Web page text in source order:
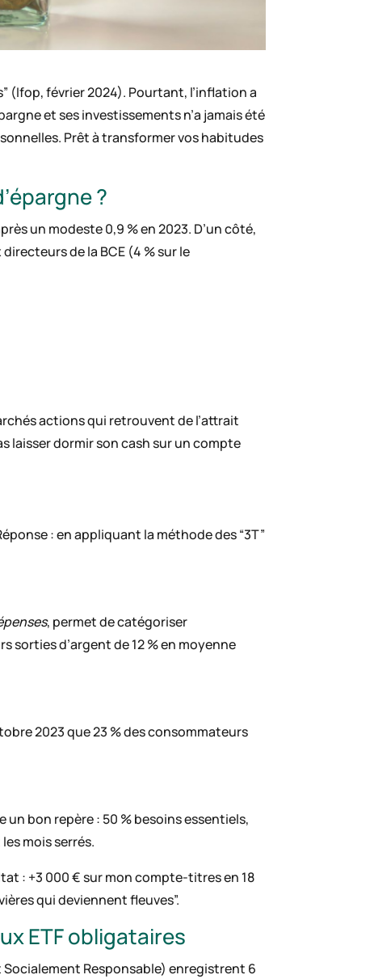
(Ifop, février 2024). Pourtant, l’inflation a
et ses investissements n’a jamais été
Prêt à transformer vos habitudes
?
un modeste 0,9 % en 2023. D’un côté,
de la BCE (4 % sur le
actions qui retrouvent de l’attrait
laisser dormir son cash sur un compte
: en appliquant la méthode des “3T”
, permet de catégoriser
d’argent de 12 % en moyenne
2023 que 23 % des consommateurs
un bon repère : 50 % besoins essentiels,
mois serrés.
: +3 000 € sur mon compte-titres en 18
qui deviennent fleuves”.
ETF obligataires
Responsable) enregistrent 6